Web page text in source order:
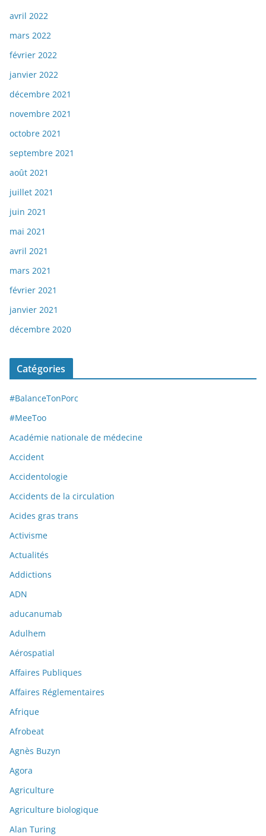
avril 2022
mars 2022
février 2022
janvier 2022
décembre 2021
novembre 2021
octobre 2021
septembre 2021
août 2021
juillet 2021
juin 2021
mai 2021
avril 2021
mars 2021
février 2021
janvier 2021
décembre 2020
Catégories
#BalanceTonPorc
#MeeToo
Académie nationale de médecine
Accident
Accidentologie
Accidents de la circulation
Acides gras trans
Activisme
Actualités
Addictions
ADN
aducanumab
Adulhem
Aérospatial
Affaires Publiques
Affaires Réglementaires
Afrique
Afrobeat
Agnès Buzyn
Agora
Agriculture
Agriculture biologique
Alan Turing